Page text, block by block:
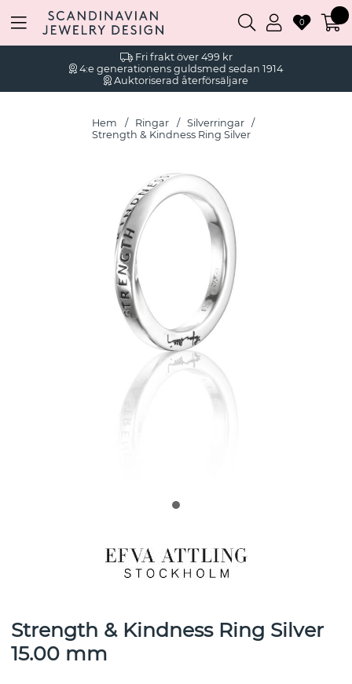
Fri frakt över 499 kr
4:e generationens guldsmed sedan 1914
Auktoriserad återförsäljare
0
Hem Ringar
Silverringar
Strength & Kindness Ring Silver
Strength & Kindness Ring Silver
15.00 mm